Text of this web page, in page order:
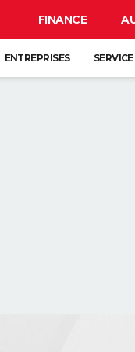
FINANCE
ENTREPRISES